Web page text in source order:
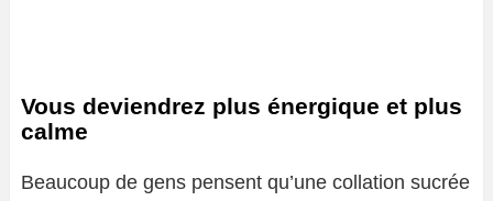
Vous deviendrez plus énergique et plus
calme
Beaucoup de gens pensent qu’une collation sucrée